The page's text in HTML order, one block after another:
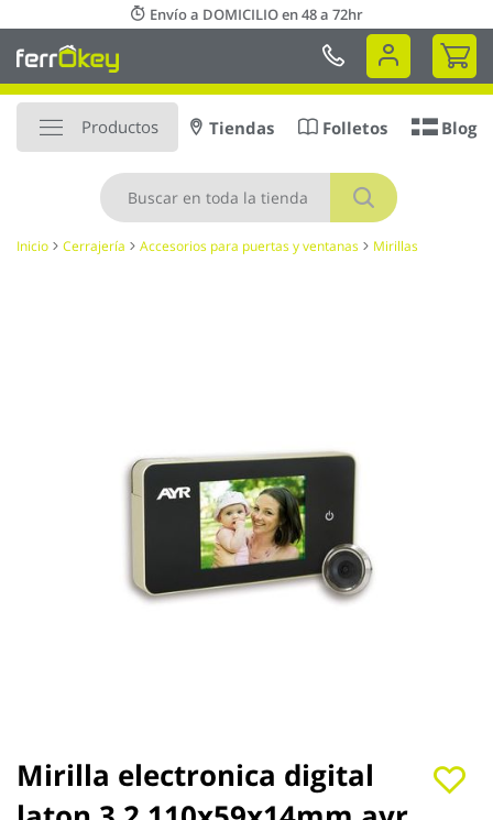
al
contenido
Envío a DOMICILIO en 48 a 72hr
Mi
Productos
Buscar
Tiendas Folletos Blog
Inicio Cerrajería Accesorios para puertas y ventanas Mirillas
Mirilla electronica digital
Saltar
al
comienzo